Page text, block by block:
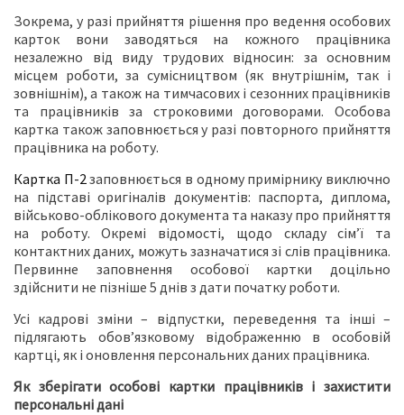
Зокрема, у разі прийняття рішення про ведення особових
карток вони заводяться на кожного працівника
незалежно від виду трудових відносин: за основним
місцем роботи, за сумісництвом (як внутрішнім, так і
зовнішнім), а також на тимчасових і сезонних працівників
та працівників за строковими договорами. Особова
картка також заповнюється у разі повторного прийняття
працівника на роботу.
Картка П-2заповнюється в одному примірнику виключно
на підставі оригіналів документів: паспорта, диплома,
військово-облікового документа та наказу про прийняття
на роботу. Окремі відомості, щодо складу сім’ї та
контактних даних, можуть зазначатися зі слів працівника.
Первинне заповнення особової картки доцільно
здійснити не пізніше 5 днів з дати початку роботи.
Усі кадрові зміни – відпустки, переведення та інші –
підлягають обов’язковому відображенню в особовій
картці, як і оновлення персональних даних працівника.
Як зберігати особові картки працівників і захистити
персональні дані